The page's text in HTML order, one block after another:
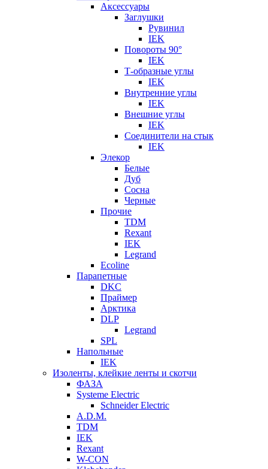
Аксессуары
Заглушки
Рувинил
IEK
Повороты 90°
IEK
Т-образные углы
IEK
Внутренние углы
IEK
Внешние углы
IEK
Соединители на стык
IEK
Элекор
Белые
Дуб
Сосна
Черные
Прочие
TDM
Rexant
IEK
Legrand
Ecoline
Парапетные
DKC
Праймер
Арктика
DLP
Legrand
SPL
Напольные
IEK
Изоленты, клейкие ленты и скотчи
ФАЗА
Systeme Electric
Schneider Electric
A.D.M.
TDM
IEK
Rexant
W-CON